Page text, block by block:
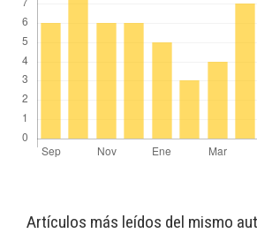
Artículos más leídos del mismo